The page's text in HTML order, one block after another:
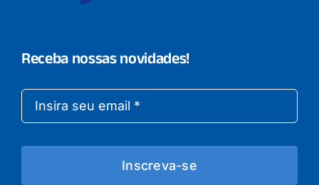
Receba nossas novidades!
Inscreva-se